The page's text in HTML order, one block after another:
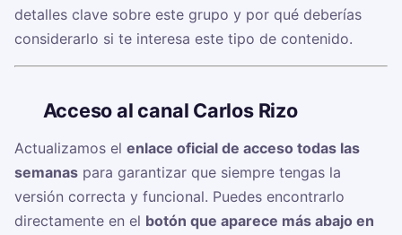
detalles clave sobre este grupo y por qué deberías
considerarlo si te interesa este tipo de contenido.
Acceso al canal Carlos Rizo ✍
Actualizamos el enlace oficial de acceso todas las
semanas para garantizar que siempre tengas la
versión correcta y funcional. Puedes encontrarlo
directamente en el botón que aparece más abajo en